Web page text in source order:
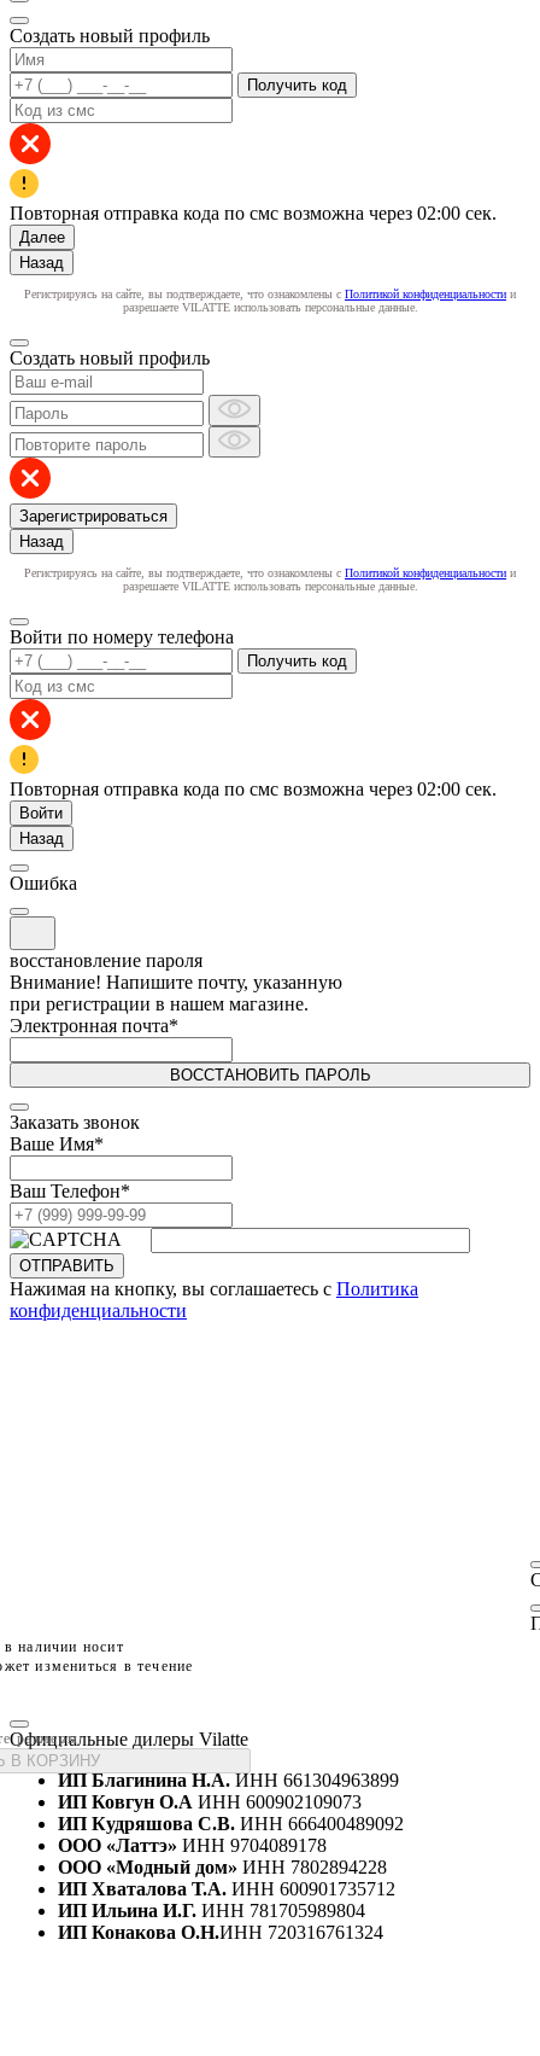
Создать новый профиль
Получить код
Повторная отправка кода по смс возможна через 02:00 сек.
Далее
Назад
Регистрируясь на сайте, вы подтверждаете, что ознакомлены с Политикой конфиденциальности и
разрешаете VILATTE использовать персональные данные.
Создать новый профиль
Зарегистрироваться
Назад
Регистрируясь на сайте, вы подтверждаете, что ознакомлены с Политикой конфиденциальности и
разрешаете VILATTE использовать персональные данные.
Войти по номеру телефона
Получить код
Повторная отправка кода по смс возможна через 02:00 сек.
Войти
Назад
Ошибка
восстановление пароля
Внимание! Напишите почту, указанную
при регистрации в нашем магазине.
Электронная почта*
ВОССТАНОВИТЬ ПАРОЛЬ
Заказать звонок
Ваше Имя*
Ваш Телефон*
ОТПРАВИТЬ
Нажимая на кнопку, вы соглашаетесь с Политика
конфиденциальности
наличии носит
измениться в течение
размеры
В КОРЗИНУ
Официальные дилеры Vilatte
ИП Благинина Н.А.ИНН 661304963899
ИП Ковгун О.А ИНН 600902109073
ИП Кудряшова С.В. ИНН 666400489092
ООО «Латтэ» ИНН 9704089178
ООО «Модный дом» ИНН 7802894228
ИП Хваталова Т.А. ИНН 600901735712
ИП Ильина И.Г. ИНН 781705989804
ИП Конакова О.Н.ИНН 720316761324